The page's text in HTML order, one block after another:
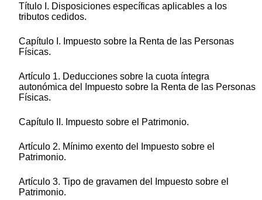
Título I. Disposiciones específicas aplicables a los
tributos cedidos.
Capítulo I. Impuesto sobre la Renta de las Personas
Físicas.
Artículo 1. Deducciones sobre la cuota íntegra
autonómica del Impuesto sobre la Renta de las Personas
Físicas.
Capítulo II. Impuesto sobre el Patrimonio.
Artículo 2. Mínimo exento del Impuesto sobre el
Patrimonio.
Artículo 3. Tipo de gravamen del Impuesto sobre el
Patrimonio.